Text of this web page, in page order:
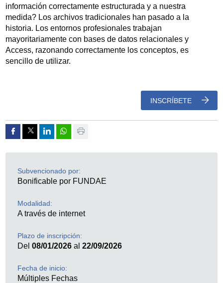
información correctamente estructurada y a nuestra
medida? Los archivos tradicionales han pasado a la
historia. Los entornos profesionales trabajan
mayoritariamente con bases de datos relacionales y
Access, razonando correctamente los conceptos, es
sencillo de utilizar.
INSCRÍBETE
Compartir por Facebook
Compartir por Twitter
Compartir por Linkedin
Compartir por whatsapp
Imprimir
Subvencionado por:
Bonificable por FUNDAE
Modalidad:
A través de internet
Plazo de inscripción:
Del08/01/2026 al22/09/2026
Fecha de inicio:
Múltiples Fechas